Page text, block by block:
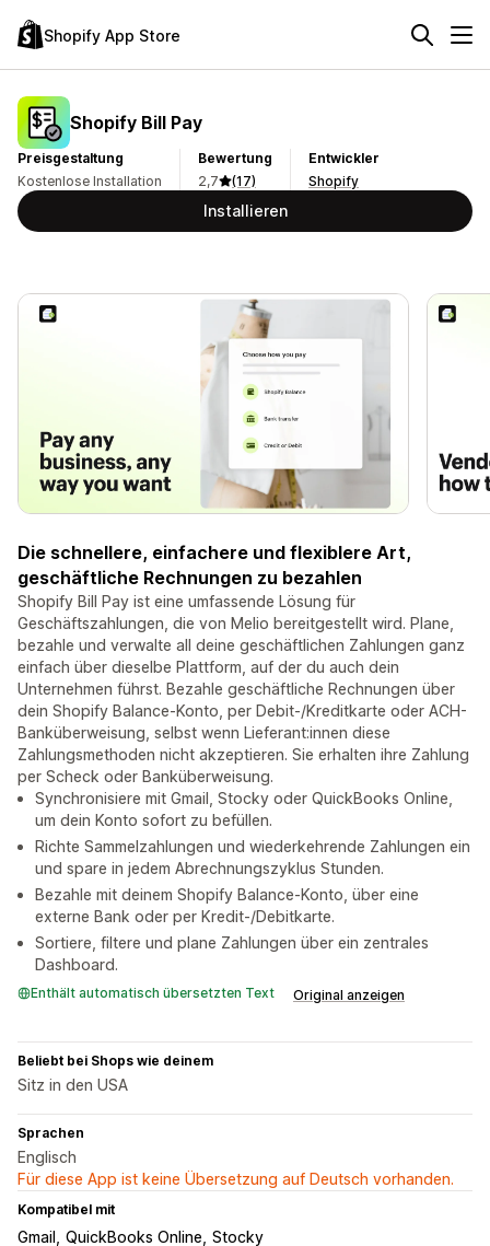
Shopify App Store
Shopify Bill Pay
Preisgestaltung
Kostenlose Installation
Bewertung
2,7
(17)
Entwickler
Shopify
Installieren
Die schnellere, einfachere und flexiblere Art,
geschäftliche Rechnungen zu bezahlen
Shopify Bill Pay ist eine umfassende Lösung für
Geschäftszahlungen, die von Melio bereitgestellt wird. Plane,
bezahle und verwalte all deine geschäftlichen Zahlungen ganz
einfach über dieselbe Plattform, auf der du auch dein
Unternehmen führst. Bezahle geschäftliche Rechnungen über
dein Shopify Balance-Konto, per Debit-/Kreditkarte oder ACH-
Banküberweisung, selbst wenn Lieferant:innen diese
Zahlungsmethoden nicht akzeptieren. Sie erhalten ihre Zahlung
per Scheck oder Banküberweisung.
Synchronisiere mit Gmail, Stocky oder QuickBooks Online,
um dein Konto sofort zu befüllen.
Richte Sammelzahlungen und wiederkehrende Zahlungen ein
und spare in jedem Abrechnungszyklus Stunden.
Bezahle mit deinem Shopify Balance-Konto, über eine
externe Bank oder per Kredit-/Debitkarte.
Sortiere, filtere und plane Zahlungen über ein zentrales
Dashboard.
Enthält automatisch übersetzten Text Original anzeigen
Beliebt bei Shops wie deinem
Sitz in den USA
Sprachen
Englisch
Für diese App ist keine Übersetzung auf Deutsch vorhanden.
Kompatibel mit
Gmail QuickBooks Online Stocky